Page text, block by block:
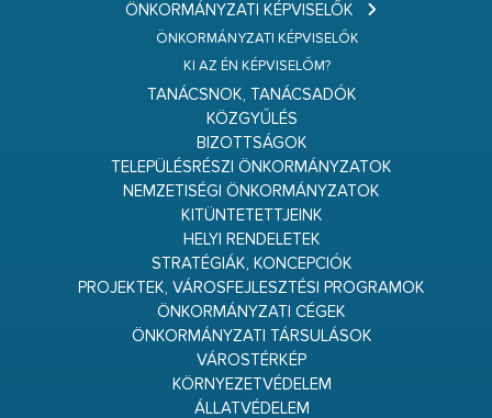
ÖNKORMÁNYZATI KÉPVISELŐK
ÖNKORMÁNYZATI KÉPVISELŐK
KI AZ ÉN KÉPVISELŐM?
TANÁCSNOK, TANÁCSADÓK
KÖZGYŰLÉS
BIZOTTSÁGOK
TELEPÜLÉSRÉSZI ÖNKORMÁNYZATOK
NEMZETISÉGI ÖNKORMÁNYZATOK
KITÜNTETETTJEINK
HELYI RENDELETEK
STRATÉGIÁK, KONCEPCIÓK
PROJEKTEK, VÁROSFEJLESZTÉSI PROGRAMOK
ÖNKORMÁNYZATI CÉGEK
ÖNKORMÁNYZATI TÁRSULÁSOK
VÁROSTÉRKÉP
KÖRNYEZETVÉDELEM
ÁLLATVÉDELEM